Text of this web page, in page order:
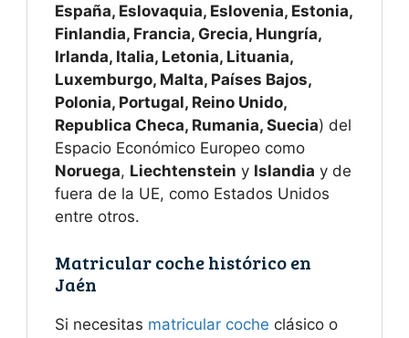
España, Eslovaquia, Eslovenia, Estonia,
Finlandia, Francia, Grecia, Hungría,
Irlanda, Italia, Letonia, Lituania,
Luxemburgo, Malta, Países Bajos,
Polonia, Portugal, Reino Unido,
Republica Checa, Rumania, Suecia) del
Espacio Económico Europeo como
Noruega, Liechtenstein y Islandia y de
fuera de la UE, como Estados Unidos
entre otros.
Matricular coche histórico en
Jaén
Si necesitas matricular coche clásico o